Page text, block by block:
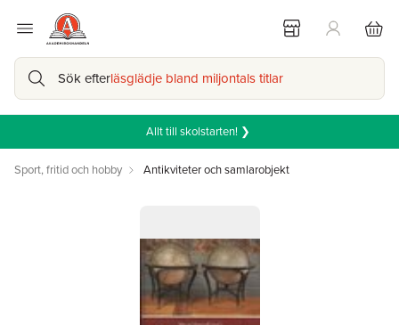
Sök efterläsglädje bland miljontals titlar
Allt till skolstarten! ❯
Sport, fritid och hobby Antikviteter och samlarobjekt